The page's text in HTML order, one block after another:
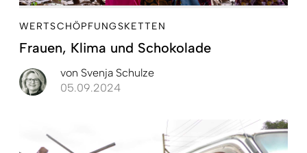
WERTSCHÖPFUNGSKETTEN
Frauen, Klima und Schokolade
von Svenja Schulze
05.09.2024